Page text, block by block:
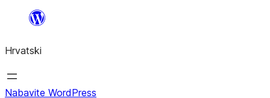
sadržaja
Hrvatski
Nabavite WordPress